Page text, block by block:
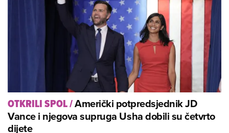
OTKRILI SPOL/Američki potpredsjednik JD
Vance i njegova supruga Usha dobili su četvrto
dijete